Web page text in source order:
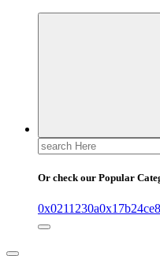
Search
for:
Or check our Popular
0x0211230a0x17b24ce8